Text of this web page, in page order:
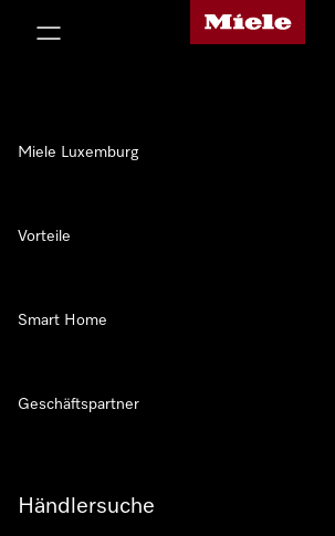
Miele-Homepage
Händlersuche
Miele Luxemburg
Vorteile
Smart Home
Geschäftspartner